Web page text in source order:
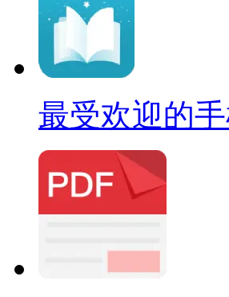
最受欢迎的